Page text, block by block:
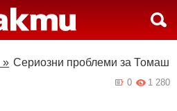
» Сериозни проблеми за Томаш
1 280
0